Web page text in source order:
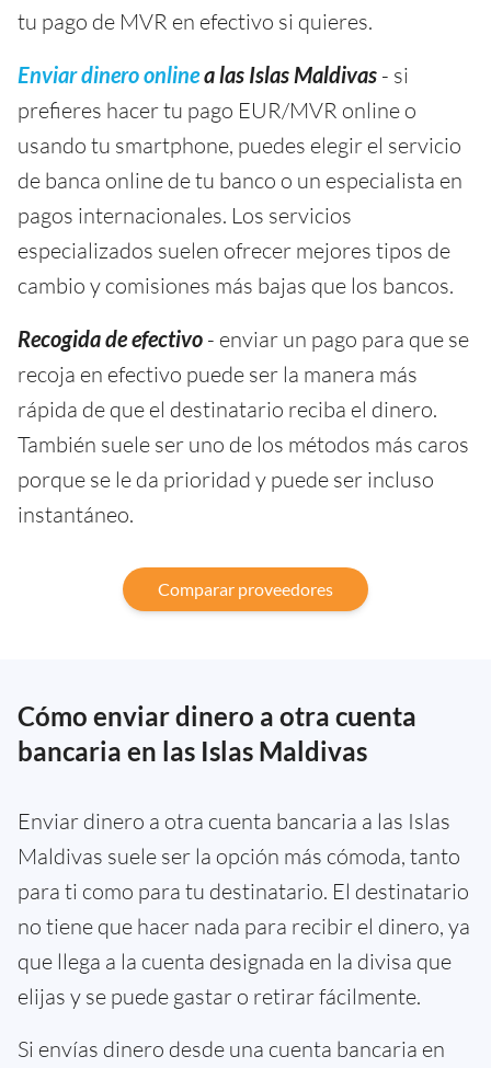
tu pago de MVR en efectivo si quieres.
Enviar dinero onlinea las Islas Maldivas - si
prefieres hacer tu pago EUR/MVR online o
usando tu smartphone, puedes elegir el servicio
de banca online de tu banco o un especialista en
pagos internacionales. Los servicios
especializados suelen ofrecer mejores tipos de
cambio y comisiones más bajas que los bancos.
Recogida de efectivo - enviar un pago para que se
recoja en efectivo puede ser la manera más
rápida de que el destinatario reciba el dinero.
También suele ser uno de los métodos más caros
porque se le da prioridad y puede ser incluso
instantáneo.
Comparar proveedores
Cómo enviar dinero a otra cuenta
bancaria en las Islas Maldivas
Enviar dinero a otra cuenta bancaria a las Islas
Maldivas suele ser la opción más cómoda, tanto
para ti como para tu destinatario. El destinatario
no tiene que hacer nada para recibir el dinero, ya
que llega a la cuenta designada en la divisa que
elijas y se puede gastar o retirar fácilmente.
Si envías dinero desde una cuenta bancaria en